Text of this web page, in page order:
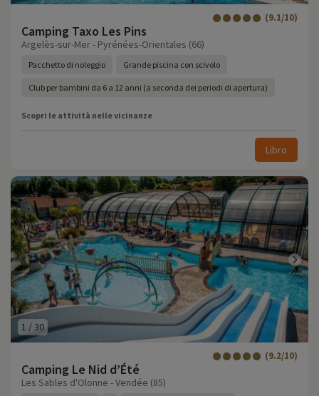
Camping Taxo Les Pins
(9.1/10)
Argelès-sur-Mer - Pyrénées-Orientales (66)
Pacchetto di noleggio Grande piscina con scivolo
Club per bambini da 6 a 12 anni (a seconda dei periodi di apertura)
Scopri le attività nelle vicinanze
Libro
1 /30
Camping Le Nid d’Été
(9.2/10)
Les Sables d'Olonne - Vendée (85)